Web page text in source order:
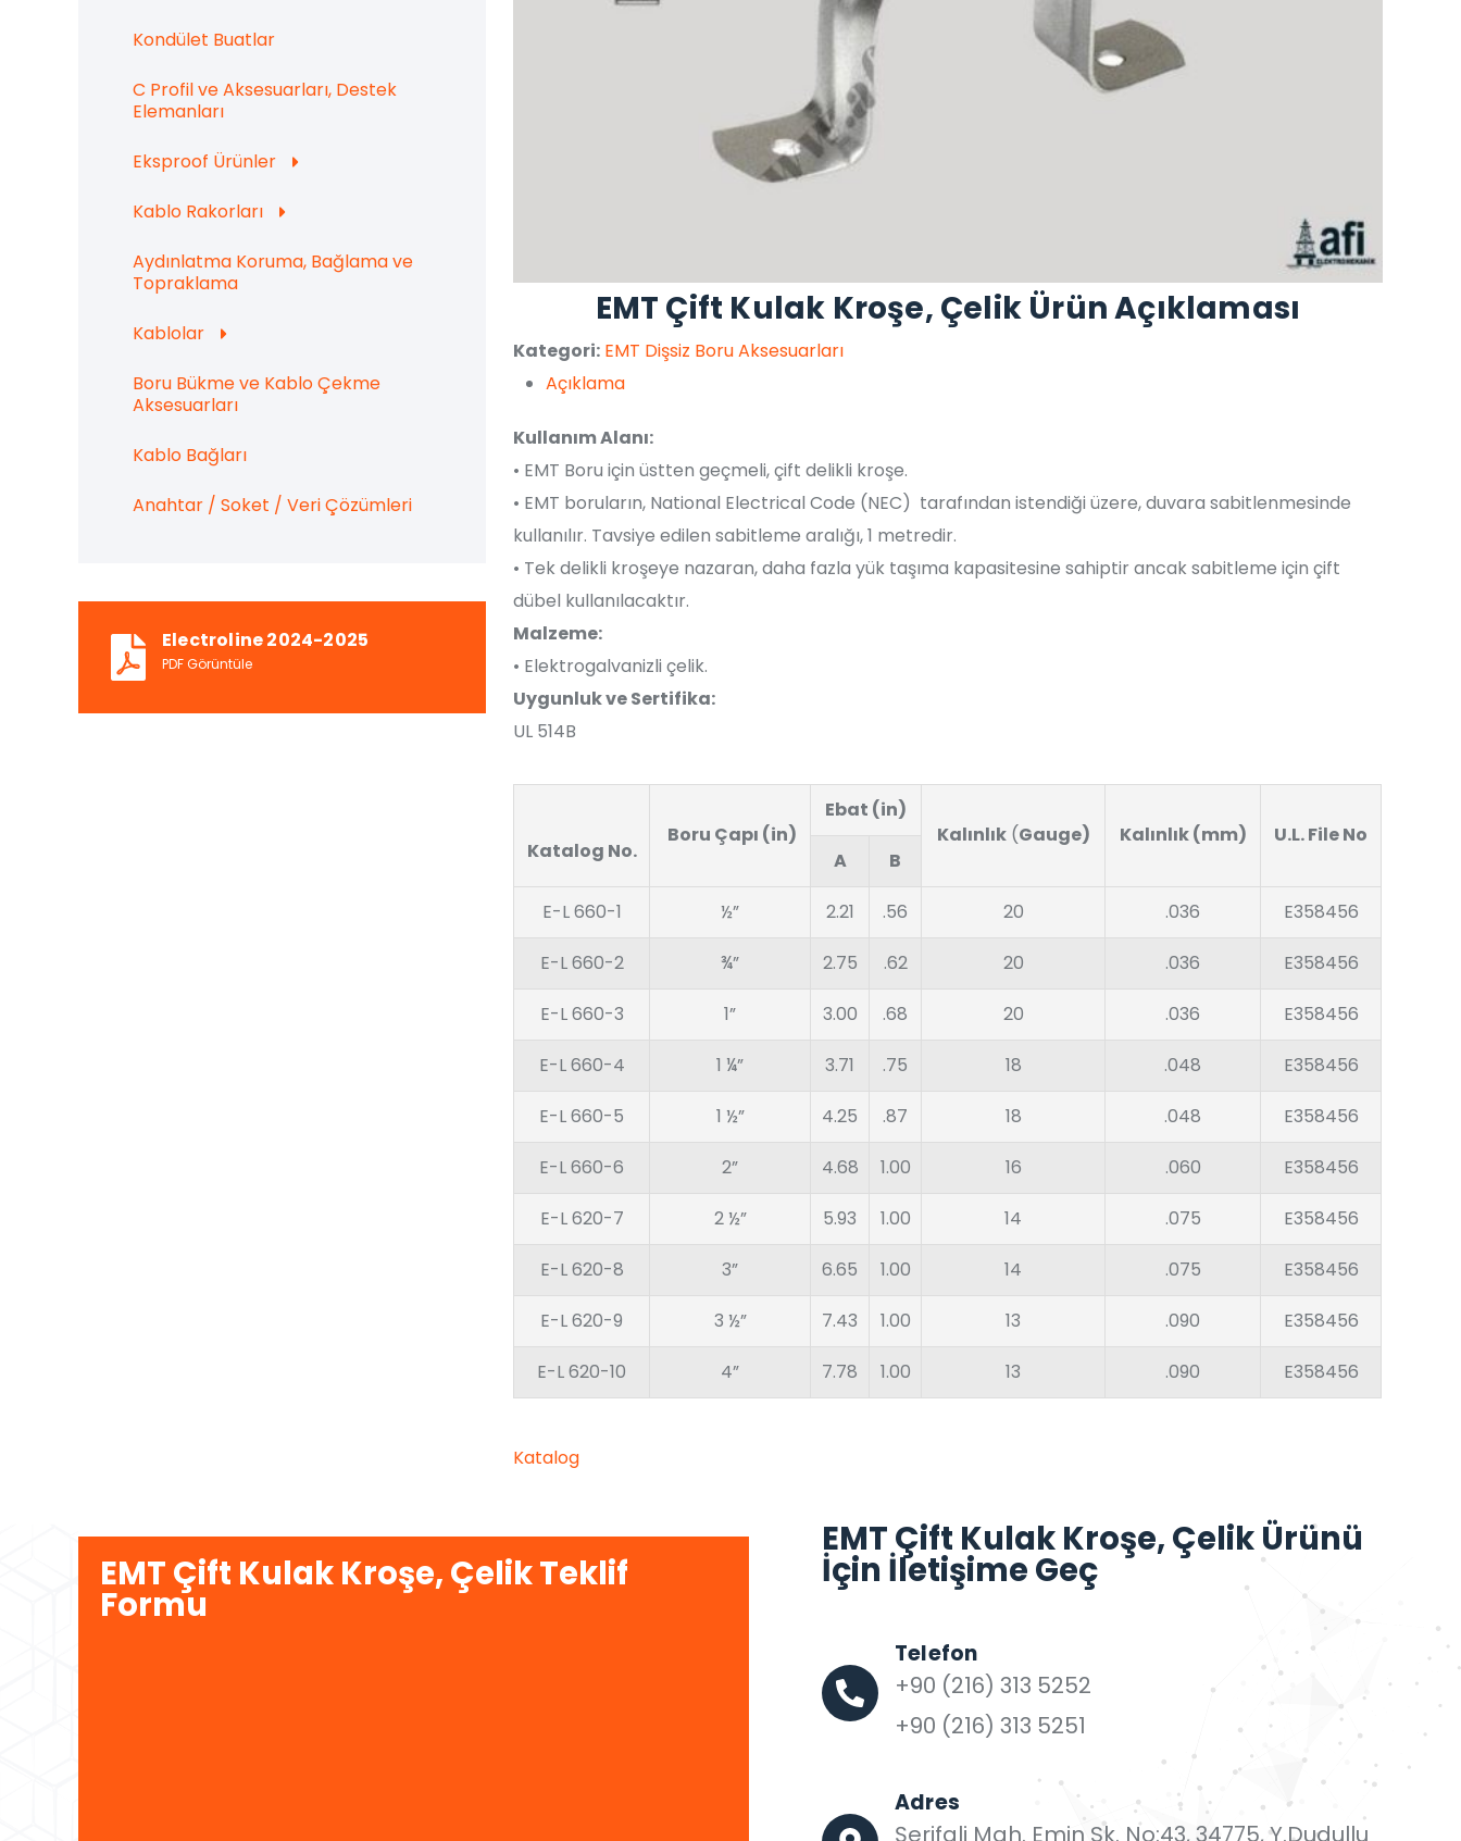
Kondület Buatlar
C Profil ve Aksesuarları, Destek
Elemanları
Eksproof Ürünler
Kablo Rakorları
Aydınlatma Koruma, Bağlama ve
Topraklama
Kablolar
Boru Bükme ve Kablo Çekme
Aksesuarları
Kablo Bağları
Anahtar / Soket / Veri Çözümleri
Electroline 2024-2025
PDF Görüntüle
EMT Çift Kulak Kroşe, Çelik Ürün Açıklaması
Kategori: EMT Dişsiz Boru Aksesuarları
Açıklama
Kullanım Alanı:
• EMT Boru için üstten geçmeli, çift delikli kroşe.
• EMT boruların, National Electrical Code (NEC) tarafından istendiği üzere, duvara sabitlenmesinde
kullanılır. Tavsiye edilen sabitleme aralığı, 1 metredir.
• Tek delikli kroşeye nazaran, daha fazla yük taşıma kapasitesine sahiptir ancak sabitleme için çift
dübel kullanılacaktır.
Malzeme:
• Elektrogalvanizli çelik.
Uygunluk ve Sertifika:
UL 514B
Katalog No.
Boru Çapı (in)
Ebat (in)
Kalınlık(Gauge) Kalınlık (mm)
U.L. File No
A
B
E-L 660-1 ½” 2.21 .56 20 .036 E358456
E-L 660-2 ¾” 2.75 .62 20 .036 E358456
E-L 660-3 1” 3.00 .68 20 .036 E358456
E-L 660-4 1 ¼” 3.71 .75 18 .048 E358456
E-L 660-5 1 ½” 4.25 .87 18 .048 E358456
E-L 660-6 2” 4.68 1.00 16 .060 E358456
E-L 620-7 2 ½” 5.93 1.00 14 .075 E358456
E-L 620-8 3” 6.65 1.00 14 .075 E358456
E-L 620-9 3 ½” 7.43 1.00 13 .090 E358456
E-L 620-10 4” 7.78 1.00 13 .090 E358456
Katalog
EMT Çift Kulak Kroşe, Çelik Teklif
Formu
EMT Çift Kulak Kroşe, Çelik Ürünü
İçin İletişime Geç
Telefon
+90 (216) 313 5252
+90 (216) 313 5251
Adres
Şerifali Mah. Emin Sk. No:43, 34775, Y.Dudullu